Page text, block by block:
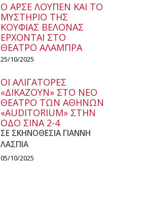
Ο ΑΡΣΕ ΛΟΥΠΕΝ ΚΑΙ ΤΟ
ΜΥΣΤΗΡΙΟ ΤΗΣ
ΚΟΥΦΙΑΣ ΒΕΛΟΝΑΣ
ΕΡΧΟΝΤΑΙ ΣΤΟ
ΘΕΑΤΡΟ ΑΛΑΜΠΡΑ
25/10/2025
ΟΙ ΑΛΙΓΑΤΟΡΕΣ
«ΔΙΚΑΖΟΥΝ» ΣΤΟ ΝΕΟ
ΘΕΑΤΡΟ ΤΩΝ ΑΘΗΝΩΝ
«AUDITORIUM» ΣΤΗΝ
ΟΔΟ ΣΙΝΑ 2-4
ΣΕ ΣΚΗΝΟΘΕΣΙΑ ΓΙΑΝΝΗ
ΛΑΣΠΙΑ
05/10/2025